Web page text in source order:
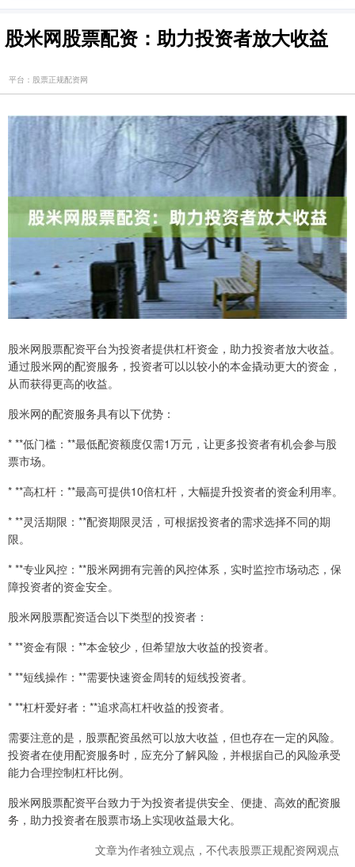
股米网股票配资：助力投资者放大收益
平台：股票正规配资网
股米网股票配资平台为投资者提供杠杆资金，助力投资者放大收益。
通过股米网的配资服务，投资者可以以较小的本金撬动更大的资金，
从而获得更高的收益。
股米网的配资服务具有以下优势：
* **低门槛：**最低配资额度仅需1万元，让更多投资者有机会参与股
票市场。
* **高杠杆：**最高可提供10倍杠杆，大幅提升投资者的资金利用率。
* **灵活期限：**配资期限灵活，可根据投资者的需求选择不同的期
限。
* **专业风控：**股米网拥有完善的风控体系，实时监控市场动态，保
障投资者的资金安全。
股米网股票配资适合以下类型的投资者：
* **资金有限：**本金较少，但希望放大收益的投资者。
* **短线操作：**需要快速资金周转的短线投资者。
* **杠杆爱好者：**追求高杠杆收益的投资者。
需要注意的是，股票配资虽然可以放大收益，但也存在一定的风险。
投资者在使用配资服务时，应充分了解风险，并根据自己的风险承受
能力合理控制杠杆比例。
股米网股票配资平台致力于为投资者提供安全、便捷、高效的配资服
务，助力投资者在股票市场上实现收益最大化。
文章为作者独立观点，不代表股票正规配资网观点